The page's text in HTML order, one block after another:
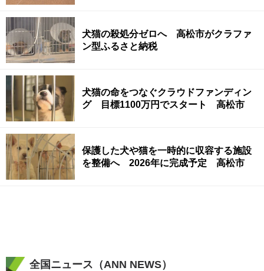
犬猫の殺処分ゼロへ 高松市がクラファ
ン型ふるさと納税
犬猫の命をつなぐクラウドファンディン
グ 目標1100万円でスタート 高松市
保護した犬や猫を一時的に収容する施設
を整備へ 2026年に完成予定 高松市
全国ニュース（ANN NEWS）